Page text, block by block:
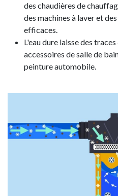
des chaudières de
des machines à laver et
efficaces.
L'eau dure laisse des
accessoires de salle de
peinture automobile.